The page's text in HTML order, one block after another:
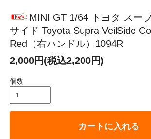
MINI GT 1/64 トヨタ スー
サイド Toyota Supra VeilSide
Red（右ハンドル）1094R
2,000円(税込2,200円)
個数
カートに入れる